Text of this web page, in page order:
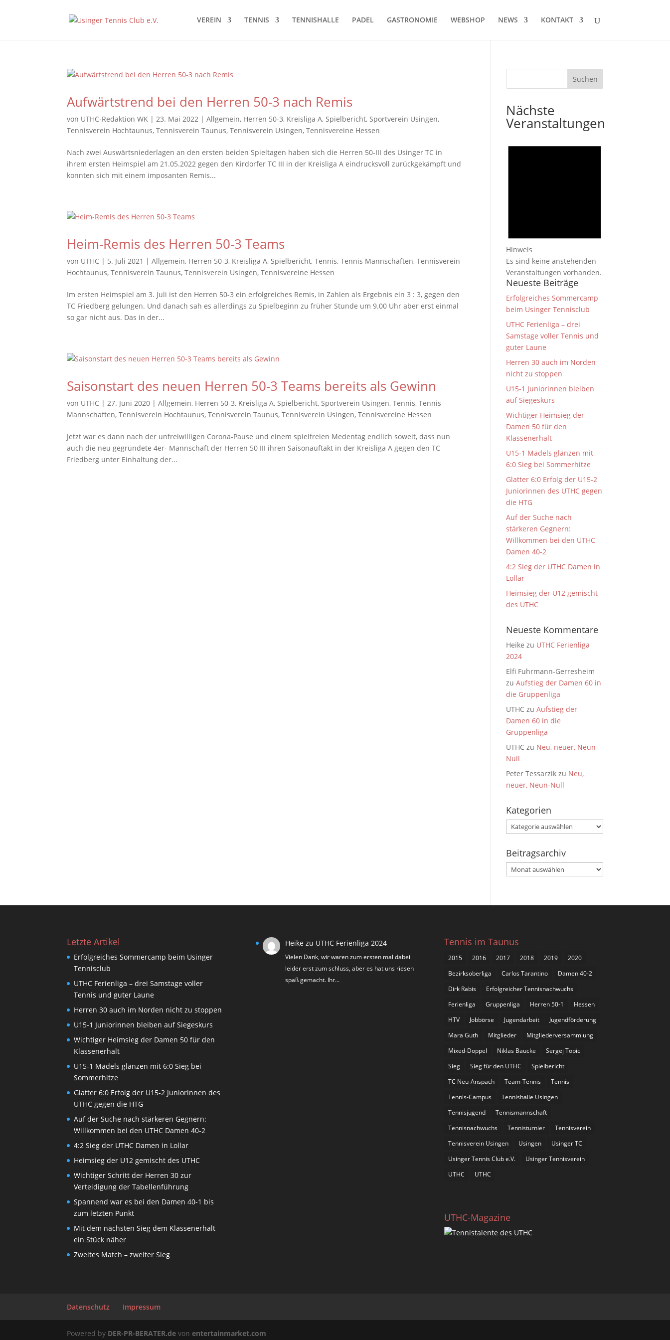
VEREIN TENNIS TENNISHALLE PADEL GASTRONOMIE WEBSHOP NEWS KONTAKT
Aufwärtstrend bei den Herren 50-3 nach Remis
von UTHC-Redaktion WK |23. Mai 2022 |Allgemein, Herren 50-3, Kreisliga A,Spielbericht,Sportverein Usingen,
Tennisverein Hochtaunus,Tennisverein Taunus,Tennisverein Usingen,Tennisvereine Hessen
Nach zwei Auswärtsniederlagen an den ersten beiden Spieltagen haben sich die Herren 50-III des Usinger TC in
ihrem ersten Heimspiel am 21.05.2022 gegen den Kirdorfer TC III in der Kreisliga A eindrucksvoll zurückgekämpft und
konnten sich mit einem imposanten Remis...
Heim-Remis des Herren 50-3 Teams
von UTHC | 5. Juli 2021 |Allgemein, Herren 50-3, Kreisliga A,Spielbericht,Tennis,Tennis Mannschaften,Tennisverein
Hochtaunus,Tennisverein Taunus,Tennisverein Usingen,Tennisvereine Hessen
Im ersten Heimspiel am 3. Juli ist den Herren 50-3 ein erfolgreiches Remis, in Zahlen als Ergebnis ein 3 : 3, gegen den
TC Friedberg gelungen. Und danach sah es allerdings zu Spielbeginn zu früher Stunde um 9.00 Uhr aber erst einmal
so gar nicht aus. Das in der...
Saisonstart des neuen Herren 50-3 Teams bereits als Gewinn
von UTHC |27. Juni 2020 |Allgemein, Herren 50-3, Kreisliga A,Spielbericht,Sportverein Usingen,Tennis,Tennis
Mannschaften,Tennisverein Hochtaunus,Tennisverein Taunus,Tennisverein Usingen,Tennisvereine Hessen
Jetzt war es dann nach der unfreiwilligen Corona-Pause und einem spielfreien Medentag endlich soweit, dass nun
auch die neu gegründete 4er- Mannschaft der Herren 50 III ihren Saisonauftakt in der Kreisliga A gegen den TC
Friedberg unter Einhaltung der...
Nächste
Veranstaltungen
Hinweis
Es sind keine anstehenden
Veranstaltungen vorhanden.
Neueste Beiträge
Erfolgreiches Sommercamp
beim Usinger Tennisclub
UTHC Ferienliga – drei
Samstage voller Tennis und
guter Laune
Herren 30 auch im Norden
nicht zu stoppen
U15-1 Juniorinnen bleiben
auf Siegeskurs
Wichtiger Heimsieg der
Damen 50 für den
Klassenerhalt
U15-1 Mädels glänzen mit
6:0 Sieg bei Sommerhitze
Glatter 6:0 Erfolg der U15-2
Juniorinnen des UTHC gegen
die HTG
Auf der Suche nach
stärkeren Gegnern:
Willkommen bei den UTHC
Damen 40-2
4:2 Sieg der UTHC Damen in
Lollar
Heimsieg der U12 gemischt
des UTHC
Neueste Kommentare
Heike zu UTHC Ferienliga
2024
Elfi Fuhrmann-Gerresheim
zuAufstieg der Damen 60 in
die Gruppenliga
UTHC zuAufstieg der
Damen 60 in die
Gruppenliga
UTHC zu Neu, neuer, Neun-
Null
Peter Tessarzik zu Neu,
neuer, Neun-Null
Kategorien
Kategorien
Beitragsarchiv
Beitragsarchiv
Letzte Artikel
Erfolgreiches Sommercamp beim Usinger
Tennisclub
UTHC Ferienliga – drei Samstage voller
Tennis und guter Laune
Herren 30 auch im Norden nicht zu stoppen
U15-1 Juniorinnen bleiben auf Siegeskurs
Wichtiger Heimsieg der Damen 50 für den
Klassenerhalt
U15-1 Mädels glänzen mit 6:0 Sieg bei
Sommerhitze
Glatter 6:0 Erfolg der U15-2 Juniorinnen des
UTHC gegen die HTG
Auf der Suche nach stärkeren Gegnern:
Willkommen bei den UTHC Damen 40-2
4:2 Sieg der UTHC Damen in Lollar
Heimsieg der U12 gemischt des UTHC
Wichtiger Schritt der Herren 30 zur
Verteidigung der Tabellenführung
Spannend war es bei den Damen 40-1 bis
zum letzten Punkt
Mit dem nächsten Sieg dem Klassenerhalt
ein Stück näher
Zweites Match – zweiter Sieg
Heike zu UTHC Ferienliga 2024
Vielen Dank, wir waren zum ersten mal dabei
leider erst zum schluss, aber es hat uns riesen
spaß gemacht. Ihr…
Tennis im Taunus
2015 2016 2017 2018 2019
2020
Bezirksoberliga
Carlos Tarantino
Damen 40-2
Dirk Rabis
Erfolgreicher Tennisnachwuchs
Ferienliga
Gruppenliga Herren 50-1
Hessen
HTV
Jobbörse Jugendarbeit
Jugendförderung
Mara Guth
Mitglieder
Mitgliederversammlung
Mixed-Doppel
Niklas Baucke
Sergej Topic
Sieg
Sieg für den UTHC
Spielbericht
TC Neu-Anspach
Team-Tennis
Tennis
Tennis-Campus
Tennishalle Usingen
Tennisjugend
Tennismannschaft
Tennisnachwuchs
Tennisturnier
Tennisverein
Tennisverein Usingen
Usingen
Usinger TC
Usinger Tennis Club e.V.
Usinger Tennisverein
UTHC
UTHC
UTHC-Magazine
Datenschutz Impressum
Powered by DER-PR-BERATER.de vonentertainmarket.com